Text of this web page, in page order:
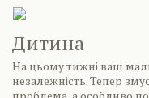
Дитина
На цьому тижні ваш
незалежність. Тепер